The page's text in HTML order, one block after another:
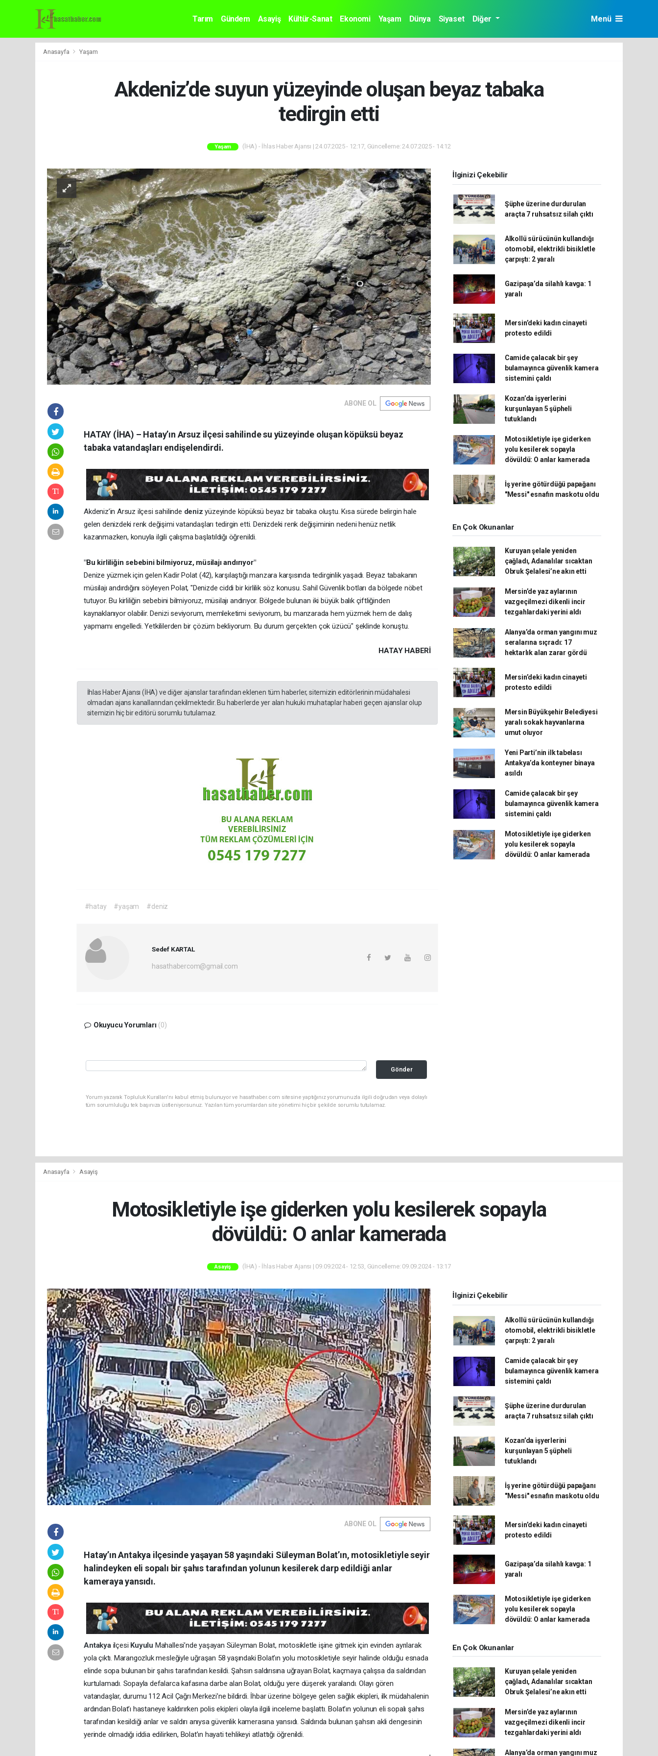
Tarım Gündem Asayiş Kültür-Sanat Ekonomi Yaşam Dünya Siyaset Diğer Menü
Anasayfa Yaşam
Akdeniz’de suyun yüzeyinde oluşan beyaz tabaka
tedirgin etti
Yaşam (İHA) - İhlas Haber Ajansı | 24.07.2025 - 12:17, Güncelleme: 24.07.2025 - 14:12
ABONE OL
HATAY (İHA) – Hatay’ın Arsuz ilçesi sahilinde su yüzeyinde oluşan köpüksü beyaz
tabaka vatandaşları endişelendirdi.
Akdeniz’in Arsuz ilçesi sahilinde denizyüzeyinde köpüksü beyaz bir tabaka oluştu. Kısa sürede belirgin hale
gelen denizdeki renk değişimi vatandaşları tedirgin etti. Denizdeki renk değişiminin nedeni henüz netlik
kazanmazken, konuyla ilgili çalışma başlatıldığı öğrenildi.
"Bu kirliliğin sebebini bilmiyoruz, müsilajı andırıyor"
Denize yüzmek için gelen Kadir Polat (42), karşılaştığı manzara karşısında tedirginlik yaşadı. Beyaz tabakanın
müsilajı andırdığını söyleyen Polat, "Denizde ciddi bir kirlilik söz konusu. Sahil Güvenlik botları da bölgede nöbet
tutuyor. Bu kirliliğin sebebini bilmiyoruz, müsilajı andırıyor. Bölgede bulunan iki büyük balık çiftliğinden
kaynaklanıyor olabilir. Denizi seviyorum, memleketimi seviyorum, bu manzarada hem yüzmek hem de dalış
yapmamı engelledi. Yetkililerden bir çözüm bekliyorum. Bu durum gerçekten çok üzücü" şeklinde konuştu.
HATAY HABERİ
İhlas Haber Ajansı (İHA) ve diğer ajanslar tarafından eklenen tüm haberler, sitemizin editörlerinin müdahalesi
olmadan ajans kanallarından çekilmektedir. Bu haberlerde yer alan hukuki muhataplar haberi geçen ajanslar olup
sitemizin hiç bir editörü sorumlu tutulamaz.
#hatay #yaşam #deniz
Sedef KARTAL
hasathabercom@gmail.com
Okuyucu Yorumları (0)
Gönder
Yorum yazarak Topluluk Kuralları’nı kabul etmiş bulunuyor ve hasathaber.com sitesine yaptığınız yorumunuzla ilgili doğrudan veya dolaylı
tüm sorumluluğu tek başınıza üstleniyorsunuz. Yazılan tüm yorumlardan site yönetimi hiçbir şekilde sorumlu tutulamaz.
İlginizi Çekebilir
Şüphe üzerine durdurulan
araçta 7 ruhsatsız silah çıktı
Alkollü sürücünün kullandığı
otomobil, elektrikli bisikletle
çarpıştı: 2 yaralı
Gazipaşa’da silahlı kavga: 1
yaralı
Mersin’deki kadın cinayeti
protesto edildi
Camide çalacak bir şey
bulamayınca güvenlik kamera
sistemini çaldı
Kozan’da işyerlerini
kurşunlayan 5 şüpheli
tutuklandı
Motosikletiyle işe giderken
yolu kesilerek sopayla
dövüldü: O anlar kamerada
İş yerine götürdüğü papağanı
"Messi" esnafın maskotu oldu
En Çok Okunanlar
Kuruyan şelale yeniden
çağladı, Adanalılar sıcaktan
Obruk Şelalesi’ne akın etti
Mersin’de yaz aylarının
vazgeçilmezi dikenli incir
tezgahlardaki yerini aldı
Alanya’da orman yangını muz
seralarına sıçradı: 17
hektarlık alan zarar gördü
Mersin’deki kadın cinayeti
protesto edildi
Mersin Büyükşehir Belediyesi
yaralı sokak hayvanlarına
umut oluyor
Yeni Parti’nin ilk tabelası
Antakya’da konteyner binaya
asıldı
Camide çalacak bir şey
bulamayınca güvenlik kamera
sistemini çaldı
Motosikletiyle işe giderken
yolu kesilerek sopayla
dövüldü: O anlar kamerada
Anasayfa Asayiş
Motosikletiyle işe giderken yolu kesilerek sopayla
dövüldü: O anlar kamerada
Asayiş (İHA) - İhlas Haber Ajansı | 09.09.2024 - 12:53, Güncelleme: 09.09.2024 - 13:17
ABONE OL
Hatay’ın Antakya ilçesinde yaşayan 58 yaşındaki Süleyman Bolat’ın, motosikletiyle seyir
halindeyken eli sopalı bir şahıs tarafından yolunun kesilerek darp edildiği anlar
kameraya yansıdı.
Antakya ilçesi Kuyulu Mahallesi’nde yaşayan Süleyman Bolat, motosikletle işine gitmek için evinden ayrılarak
yola çıktı. Marangozluk mesleğiyle uğraşan 58 yaşındaki Bolat’ın yolu motosikletiyle seyir halinde olduğu esnada
elinde sopa bulunan bir şahıs tarafından kesildi. Şahsın saldırısına uğrayan Bolat, kaçmaya çalışsa da saldırıdan
kurtulamadı. Sopayla defalarca kafasına darbe alan Bolat, olduğu yere düşerek yaralandı. Olayı gören
vatandaşlar, durumu 112 Acil Çağrı Merkezi’ne bildirdi. İhbar üzerine bölgeye gelen sağlık ekipleri, ilk müdahalenin
ardından Bolat’ı hastaneye kaldırırken polis ekipleri olayla ilgili inceleme başlattı. Bolat’ın yolunun eli sopalı şahıs
tarafından kesildiği anlar ve saldırı anıysa güvenlik kamerasına yansıdı. Saldırıda bulunan şahsın akli dengesinin
yerinde olmadığı iddia edilirken, Bolat’ın hayati tehlikeyi atlattığı öğrenildi.
İlginizi Çekebilir
Alkollü sürücünün kullandığı
otomobil, elektrikli bisikletle
çarpıştı: 2 yaralı
Camide çalacak bir şey
bulamayınca güvenlik kamera
sistemini çaldı
Şüphe üzerine durdurulan
araçta 7 ruhsatsız silah çıktı
Kozan’da işyerlerini
kurşunlayan 5 şüpheli
tutuklandı
İş yerine götürdüğü papağanı
"Messi" esnafın maskotu oldu
Mersin’deki kadın cinayeti
protesto edildi
Gazipaşa’da silahlı kavga: 1
yaralı
Motosikletiyle işe giderken
yolu kesilerek sopayla
dövüldü: O anlar kamerada
En Çok Okunanlar
Kuruyan şelale yeniden
çağladı, Adanalılar sıcaktan
Obruk Şelalesi’ne akın etti
Mersin’de yaz aylarının
vazgeçilmezi dikenli incir
tezgahlardaki yerini aldı
Alanya’da orman yangını muz